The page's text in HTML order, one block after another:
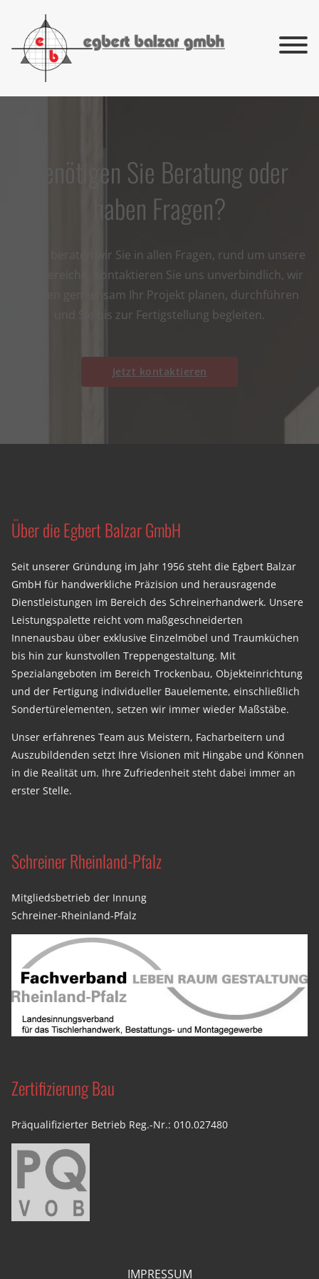
Benötigen Sie Beratung oder
haben Fragen?
Gerne beraten wir Sie in allen Fragen, rund um unsere
Fachbereiche. Kontaktieren Sie uns unverbindlich, wir
werden gemeinsam Ihr Projekt planen, durchführen
und Sie bis zur Fertigstellung begleiten.
Jetzt kontaktieren
Über die Egbert Balzar GmbH
Seit unserer Gründung im Jahr 1956 steht die Egbert Balzar
GmbH für handwerkliche Präzision und herausragende
Dienstleistungen im Bereich des Schreinerhandwerk. Unsere
Leistungspalette reicht vom maßgeschneiderten
Innenausbau über exklusive Einzelmöbel und Traumküchen
bis hin zur kunstvollen Treppengestaltung. Mit
Spezialangeboten im Bereich Trockenbau, Objekteinrichtung
und der Fertigung individueller Bauelemente, einschließlich
Sondertürelementen, setzen wir immer wieder Maßstäbe.
Unser erfahrenes Team aus Meistern, Facharbeitern und
Auszubildenden setzt Ihre Visionen mit Hingabe und Können
in die Realität um. Ihre Zufriedenheit steht dabei immer an
erster Stelle.
Schreiner Rheinland-Pfalz
Mitgliedsbetrieb der Innung
Schreiner-Rheinland-Pfalz
Zertifizierung Bau
Präqualifizierter Betrieb Reg.-Nr.: 010.027480
IMPRESSUM